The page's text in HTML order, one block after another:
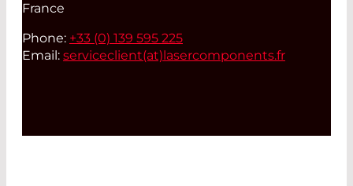
France
Phone: +33 (0) 139 595 225
Email: serviceclient(at) lasercomponents.fr